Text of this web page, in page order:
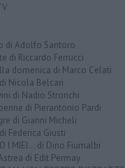
di Adolfo Santoro
di Riccardo Ferrucci
domenica di Marco Celati
Nicola Belcari
di Nadio Stronchi
di Pierantonio Pardi
di Gianni Micheli
Federica Giusti
I MIEI... di Dino Fiumalbi
di Edit Permay